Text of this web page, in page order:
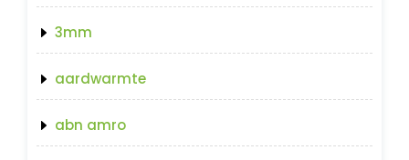
3mm
aardwarmte
abn amro